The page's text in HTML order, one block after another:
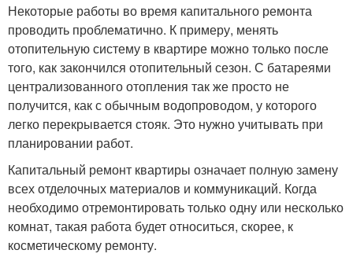
Некоторые работы во время капитального ремонта
проводить проблематично. К примеру, менять
отопительную систему в квартире можно только после
того, как закончился отопительный сезон. С батареями
централизованного отопления так же просто не
получится, как с обычным водопроводом, у которого
легко перекрывается стояк. Это нужно учитывать при
планировании работ.
Капитальный ремонт квартиры означает полную замену
всех отделочных материалов и коммуникаций. Когда
необходимо отремонтировать только одну или несколько
комнат, такая работа будет относиться, скорее, к
косметическому ремонту.